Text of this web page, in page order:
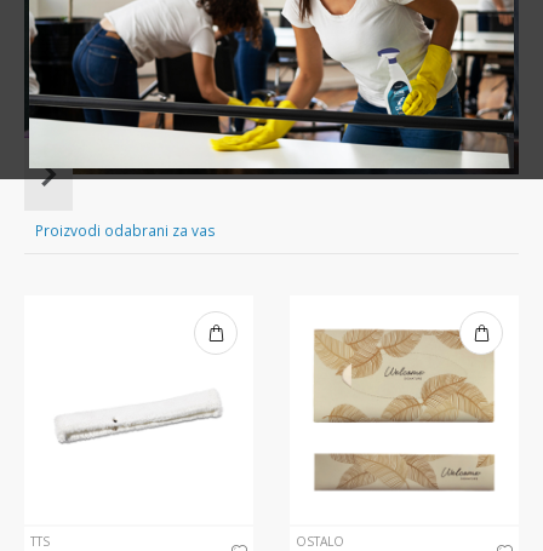
Sve za čišćenje tvog doma nadohvat ruke!
Item
ofProizvodi odabrani za vas
TTS OSTALO